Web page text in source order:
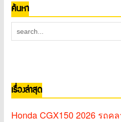
ค้นหา
เรื่องล่าสุด
Honda CGX150 2026 รถค